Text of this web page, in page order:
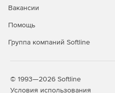
Вакансии
Помощь
Группа компаний Softline
© 1993—2026 Softline
Условия использования